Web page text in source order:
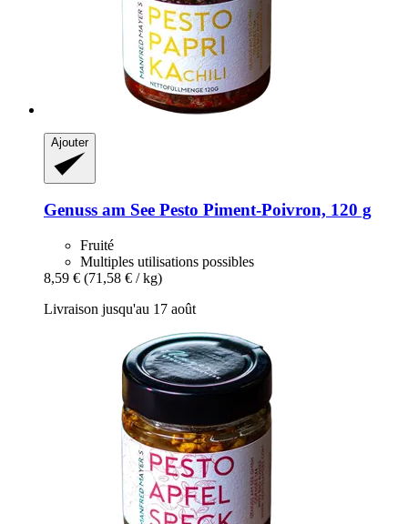
Ajouter
Genuss am See Pesto Piment-​Poivron, 120 g
Fruité
Multiples utilisations possibles
8,59 € (71,58 € / kg)
Livraison jusqu'au 17 août